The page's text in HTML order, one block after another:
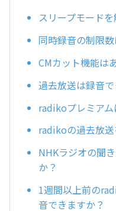
スリープモード
同時録音の制限
CMカット機能は
過去放送は録音
radikoプレミアム
radikoの過去放
NHKラジオの聞
か？
1週間以上前の
音できますか？